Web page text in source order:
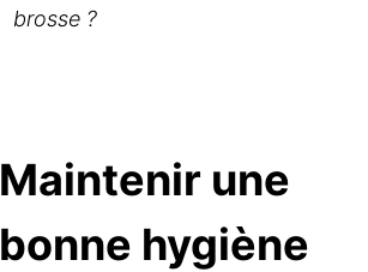
brosse ?
Maintenir une
bonne hygiène